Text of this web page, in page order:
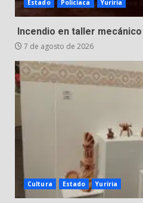
7
LEGALIDAD
FUEGO A
DEFENSA
5 de agosto
Estado Policiaca Yuriria
Incendio en taller
7 de agosto de 2026
Cultura Estado Yuriria